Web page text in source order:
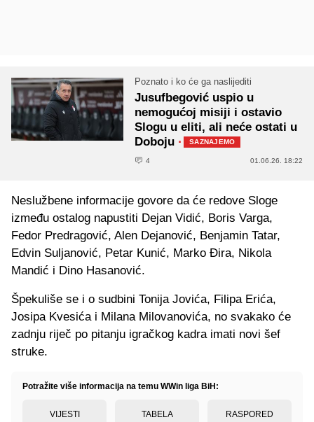
Poznato i ko će ga naslijediti
Jusufbegović uspio u
nemogućoj misiji i ostavio
Slogu u eliti, ali neće ostati u
Doboju · SAZNAJEMO
4 01.06.26. 18:22
Neslužbene informacije govore da će redove Sloge
između ostalog napustiti Dejan Vidić, Boris Varga,
Fedor Predragović, Alen Dejanović, Benjamin Tatar,
Edvin Suljanović, Petar Kunić, Marko Đira, Nikola
Mandić i Dino Hasanović.
Špekuliše se i o sudbini Tonija Jovića, Filipa Erića,
Josipa Kvesića i Milana Milovanovića, no svakako će
zadnju riječ po pitanju igračkog kadra imati novi šef
struke.
Potražite više informacija na temu WWin liga BiH:
VIJESTI TABELA RASPORED